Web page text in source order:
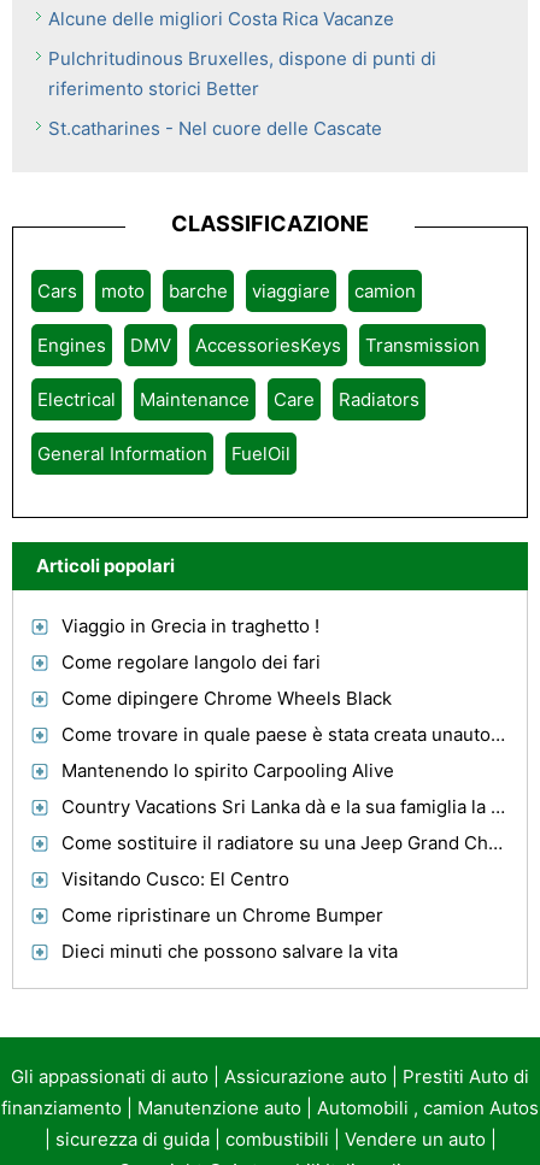
Alcune delle migliori Costa Rica Vacanze
Pulchritudinous Bruxelles, dispone di punti di
riferimento storici Better
St.catharines - Nel cuore delle Cascate
CLASSIFICAZIONE
Cars moto barche viaggiare camion
Engines DMV AccessoriesKeys Transmission
Electrical Maintenance Care Radiators
General Information FuelOil
Articoli popolari
Viaggio in Grecia in traghetto !
Come regolare langolo dei fari
Come dipingere Chrome Wheels Black
Come trovare in quale paese è stata creata unautomobile dal numero VIN
Mantenendo lo spirito Carpooling Alive
Country Vacations Sri Lanka dà e la sua famiglia la migliore copertura
Come sostituire il radiatore su una Jeep Grand Cherokee
Visitando Cusco: El Centro
Come ripristinare un Chrome Bumper
Dieci minuti che possono salvare la vita
Gli appassionati di auto Assicurazione auto
Prestiti Auto di
finanziamento
Manutenzione auto
Automobili , camion Autos
sicurezza di guida| combustibili Vendere un auto|